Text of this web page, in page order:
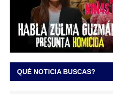
QUÉ NOTICIA BUSCAS?